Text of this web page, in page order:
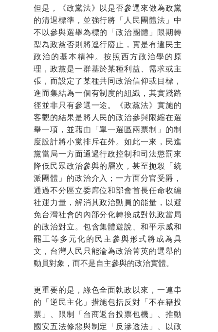
但是，《政黨法》以是否參選來做為政黨
的清退標準，並強行將「人民團體法」中
不以參與選舉為標的「政治團體」限期轉
型為政黨否則將逕行廢止，實是有違民主
政治的基本精神。按照西方政治學的原
理，政黨是一群基於某種利益、需求或主
張，而設定了某種共同政治信仰或目標，
進而集結為一個有制度的組織，其實踐路
徑並非只有參選一途。《政黨法》實施的
客觀的結果是將人民的政治參與限縮在選
舉一項，並藉由「單一選區兩票制」的制
度設計將小黨排斥在外。如此一來，民進
黨當局一方面通過行政控制和司法懲罰來
降低民眾政治參與的層次，甚至扼殺「統
派團體」的政治介入；一方面分官受爵，
通過不分區立委席位和部會首長任命收編
社運力量，解消其政治動員的能量，以避
免台灣社會的內部分化轉換成對執政當局
的政治對立。包含集體遊說、和平示威和
罷工等多元化的民主參與形式將成為具
文，台灣人民只能淪為政治菁英的選舉的
動員對象，而不是自主參與的政治實體。
更重要的是，綠色全面執政以來，一連串
的「逆民主化」措施包括反對「不在籍投
票」、限制「台商返台投票包機」、推動
國安五法修惡與制定「反滲透法」、以政